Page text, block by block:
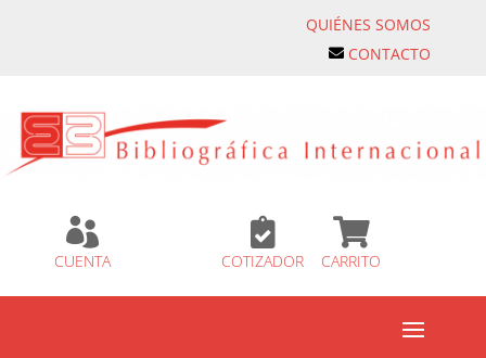
QUIÉNES SOMOS
CONTACTO

CUENTA

COTIZADOR

CARRITO